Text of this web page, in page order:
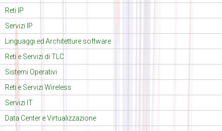
Reti IP
Servizi IP
Linguaggi ed Architetture software
Reti e Servizi di TLC
Sistemi Operativi
Reti e Servizi Wireless
Servizi IT
Data Center e Virtualizzazione